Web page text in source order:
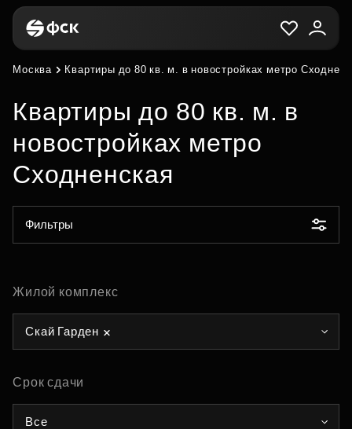
Москва Квартиры до 80 кв. м. в новостройках метро
Квартиры до 80 кв. м. в
новостройках метро
Сходненская
Фильтры
Жилой комплекс
Скай Гарден
Срок сдачи
Все